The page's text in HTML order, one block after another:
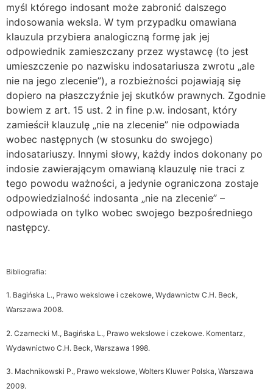
myśl którego indosant może zabronić dalszego
indosowania weksla. W tym przypadku omawiana
klauzula przybiera analogiczną formę jak jej
odpowiednik zamieszczany przez wystawcę (to jest
umieszczenie po nazwisku indosatariusza zwrotu „ale
nie na jego zlecenie”), a rozbieżności pojawiają się
dopiero na płaszczyźnie jej skutków prawnych. Zgodnie
bowiem z art. 15 ust. 2 in fine p.w. indosant, który
zamieścił klauzulę „nie na zlecenie” nie odpowiada
wobec następnych (w stosunku do swojego)
indosatariuszy. Innymi słowy, każdy indos dokonany po
indosie zawierającym omawianą klauzulę nie traci z
tego powodu ważności, a jedynie ograniczona zostaje
odpowiedzialność indosanta „nie na zlecenie” –
odpowiada on tylko wobec swojego bezpośredniego
następcy.
Bibliografia:
1. Bagińska L., Prawo wekslowe i czekowe, Wydawnictw C.H. Beck,
Warszawa 2008.
2. Czarnecki M., Bagińska L., Prawo wekslowe i czekowe. Komentarz,
Wydawnictwo C.H. Beck, Warszawa 1998.
3. Machnikowski P., Prawo wekslowe, Wolters Kluwer Polska, Warszawa
2009.